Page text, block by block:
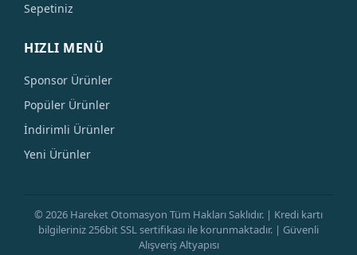
Sepetiniz
HIZLI MENÜ
Sponsor Ürünler
Popüler Ürünler
İndirimli Ürünler
Yeni Ürünler
© 2026 Hareket Otomasyon Tüm Hakları Saklıdır. | Kredi kartı
bilgileriniz 256bit SSL sertifikası ile korunmaktadır. | Güvenli
Alışveriş Altyapısı